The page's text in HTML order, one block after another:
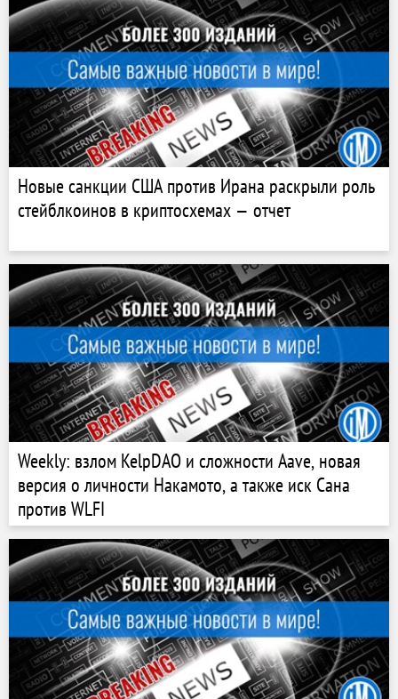
Новые санкции США против Ирана раскрыли роль
стейблкоинов в криптосхемах — отчет
Weekly: взлом KelpDAO и сложности Aave, новая
версия о личности Накамото, а также иск Сана
против WLFI